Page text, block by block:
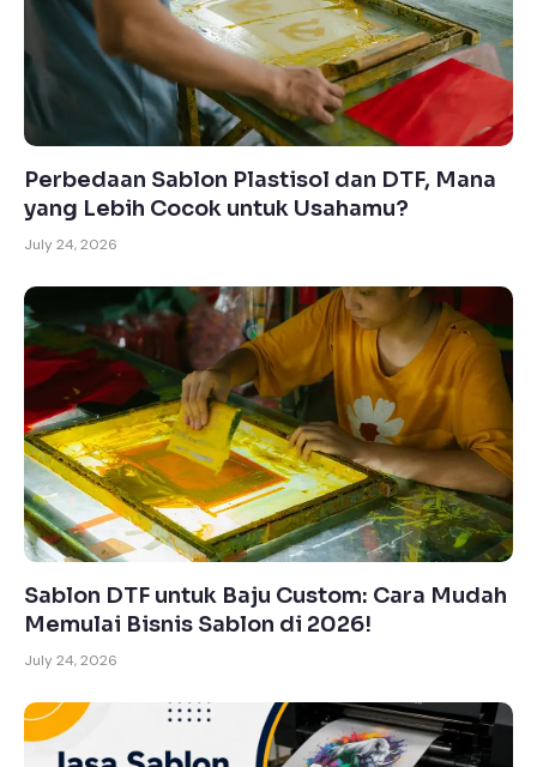
Perbedaan Sablon Plastisol dan DTF, Mana
yang Lebih Cocok untuk Usahamu?
July 24, 2026
Sablon DTF untuk Baju Custom: Cara Mudah
Memulai Bisnis Sablon di 2026!
July 24, 2026